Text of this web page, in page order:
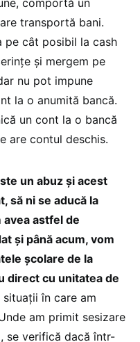
transportă bani.
pe cât posibil la cash
și mergem pe
nu pot impune
la o anumită bancă.
un cont la o bancă
are contul deschis.
un abuz și acest
să ni se aducă la
astfel de
și până acum, vom
școlare de la
direct cu unitatea de
în care am
am primit sesizare
se verifică dacă într-